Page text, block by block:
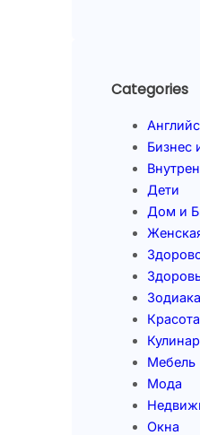
Categories
Бизнес
Дети
Дом и
Красота
Мебель
Мода
Окна